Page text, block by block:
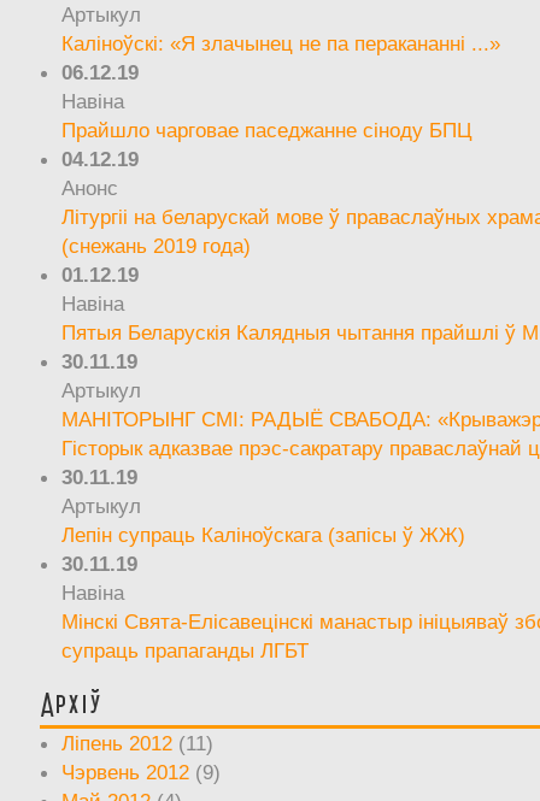
Артыкул
Каліноўскі: «Я злачынец не па перакананні ...»
06.12.19
Навіна
Прайшло чарговае паседжанне сіноду БПЦ
04.12.19
Анонс
Літургіі на беларускай мове ў праваслаўных
(снежань 2019 года)
01.12.19
Навіна
Пятыя Беларускія Калядныя чытання прайшлі ў
30.11.19
Артыкул
МАНІТОРЫНГ СМІ: РАДЫЁ СВАБОДА:
Гісторык адказвае прэс-сакратару праваслаўнай
30.11.19
Артыкул
Лепін супраць Каліноўскага (запісы ў ЖЖ)
30.11.19
Навіна
Мінскі Свята-Елісавецінскі манастыр ініцыяваў
супраць прапаганды ЛГБТ
Архіў
Ліпень 2012 (11)
Чэрвень 2012 (9)